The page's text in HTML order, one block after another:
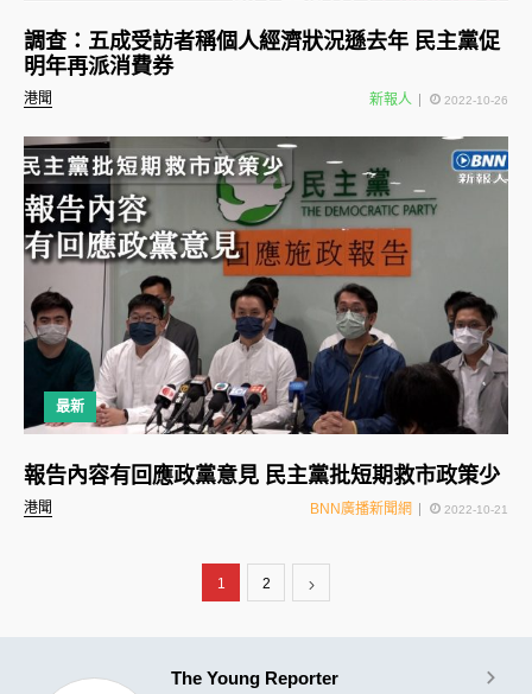
港聞
調查：五成受訪者稱個人經濟狀況遜去年 民主黨促
明年再派消費券
新報人 2022-10-26
最新
港聞
報告內容有回應政黨意見 民主黨批短期救市政策少
BNN廣播新聞網 2022-10-21
1 2
The Young Reporter